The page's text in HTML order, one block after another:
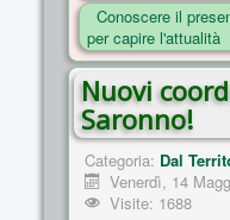
Conoscere il
per capire l'attualità
Nuovi
Saronno!
Categoria: Dal
Venerdì, 14
Visite: 1688